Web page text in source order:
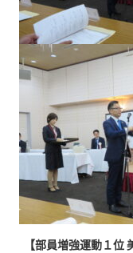
【部員増強運動１